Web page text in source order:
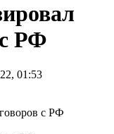
РФ
01:53